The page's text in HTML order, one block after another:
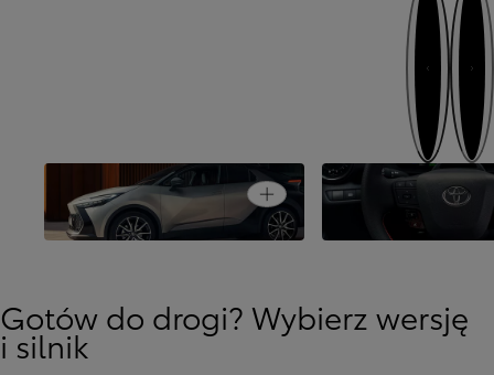
Poprzedni
Auto koncepcyjne na drodze
Open card
Dopasuj do siebie
Gotów do drogi? Wybierz wersję
i silnik